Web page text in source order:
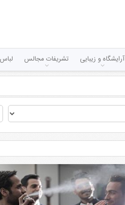
آرایشگاه و زیبایی تشریفات مجالس